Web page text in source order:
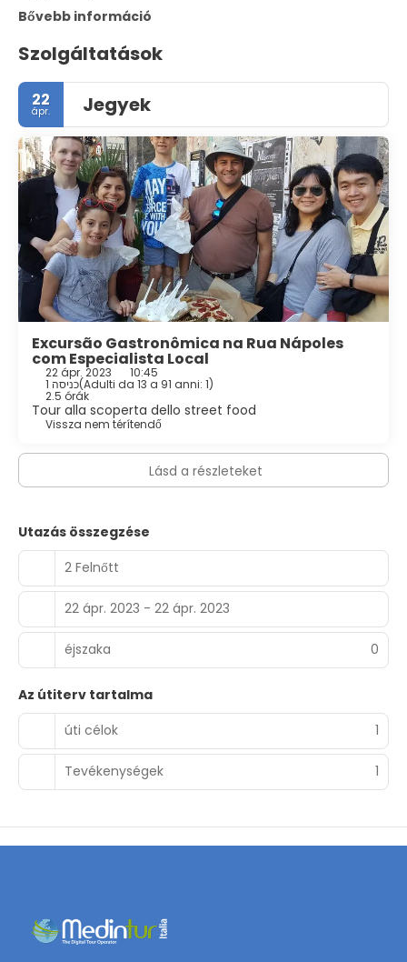
Bővebb információ
Szolgáltatások
22
ápr. Jegyek
Excursão Gastronômica na Rua Nápoles
com Especialista Local
22 ápr. 2023 10:45
1 כניסה(Adulti da 13 a 91 anni: 1)
2.5 órák
Tour alla scoperta dello street food
Vissza nem térítendő
Lásd a részleteket
Utazás összegzése
2 Felnőtt
22 ápr. 2023 - 22 ápr. 2023
éjszaka 0
Az útiterv tartalma
úti célok
1
Tevékenységek 1